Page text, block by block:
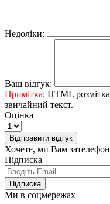
Недоліки:
Ваш відгук:
Примітка: HTML
звичайний текст.
Оцінка
Відправити відгук
Хочете, ми Вам
Підписка
Підписка
Ми в соцмережах